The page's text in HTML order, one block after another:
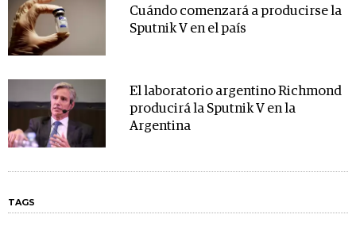
Cuándo comenzará a producirse la
Sputnik V en el país
El laboratorio argentino Richmond
producirá la Sputnik V en la
Argentina
TAGS